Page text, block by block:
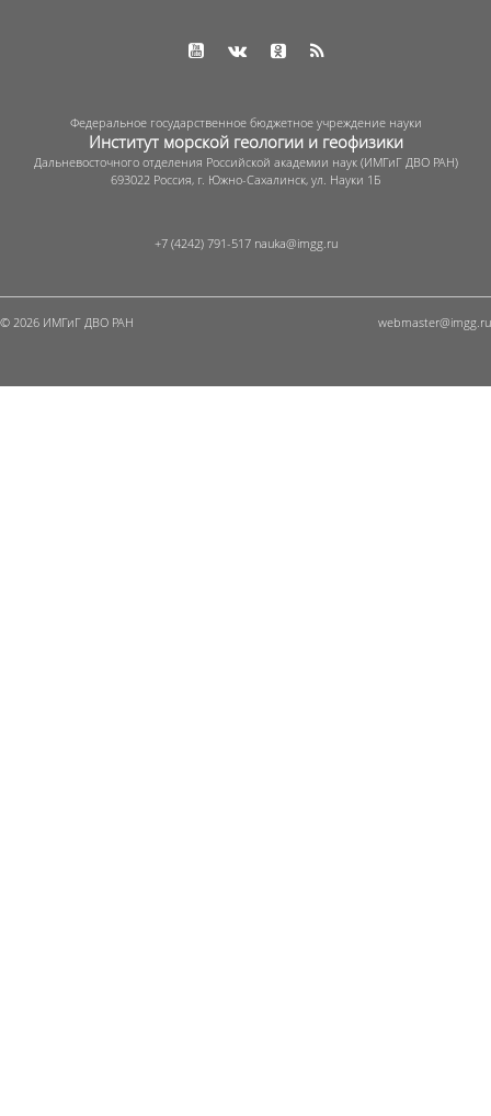
Федеральное государственное бюджетное учреждение науки
Институт морской геологии и геофизики
Дальневосточного отделения Российской академии наук (ИМГиГ ДВО РАН)
693022 Россия, г. Южно-Сахалинск, ул. Науки 1Б
+7 (4242) 791-517
© 2026 ИМГиГ ДВО РАН